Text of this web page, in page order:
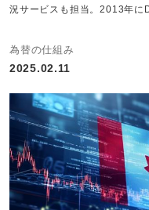
況サービスも担当。2013年に
為替の仕組み
2025.02.11